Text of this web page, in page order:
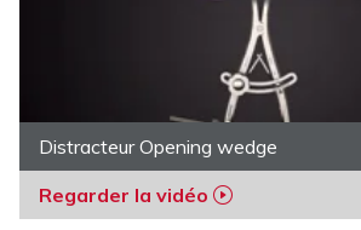
Distracteur Opening wedge
Regarder la vidéo